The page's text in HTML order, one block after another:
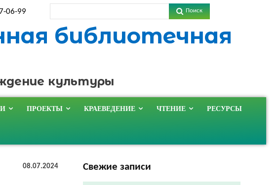
06-99 Поиск
библиотечная
культуры
ПРОЕКТЫ КРАЕВЕДЕНИЕ ЧТЕНИЕ РЕСУРСЫ
08.07.2024 Свежие записи